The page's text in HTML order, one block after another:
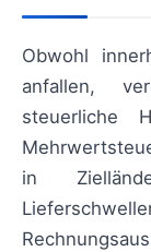
Obwohl
anfallen,
steuerliche
in